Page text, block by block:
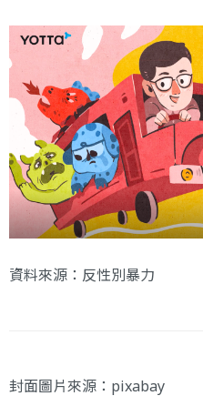
資料來源： 反性別暴力
封面圖片來源： pixabay